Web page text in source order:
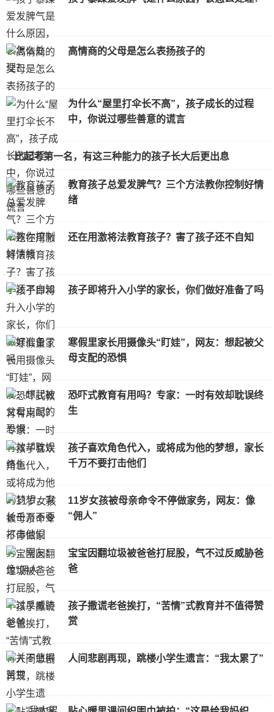
高情商的父母是怎么表扬孩子的
为什么“屋里打伞长不高”，孩子成长的过程
中，你说过哪些善意的谎言
比起考第一名，有这三种能力的孩子长大后更出息
教育孩子总爱发脾气？三个方法教你控制好情
绪
还在用激将法教育孩子？害了孩子还不自知
孩子即将升入小学的家长，你们做好准备了吗
寒假里家长用摄像头“盯娃”，网友：想起被父
母支配的恐惧
恐吓式教育有用吗？专家：一时有效却耽误终
生
孩子喜欢角色代入，或将成为他的梦想，家长
千万不要打击他们
11岁女孩被母亲命令不停做家务，网友：像
“佣人”
宝宝因翻垃圾被爸爸打屁股，气不过反威胁爸
爸
孩子撒谎老爸挨打，“苦情”式教育并不值得赞
赏
人间悲剧再现，跳楼小学生遗言：“我太累了”